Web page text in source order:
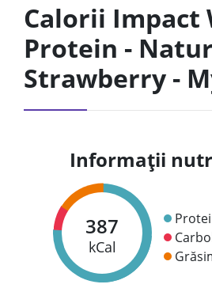
Calorii Impact
Protein -
Strawberry -
Informații
387
kCal